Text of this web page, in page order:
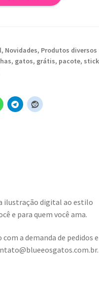
, Novidades, Produtos diversos
, gatos, grátis, pacote,
ilustração digital ao estilo
e para quem você ama.
a demanda de pedidos